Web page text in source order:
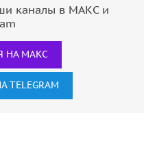
каналы в МАКС и
НА МАКС